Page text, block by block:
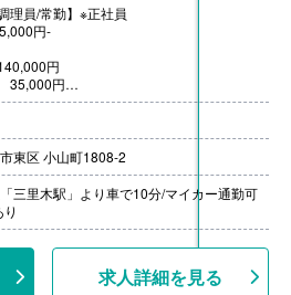
理員/常勤】※正社員
円-
円
35,000円
］
円
1,000円/回
2,000円/回
配偶者10,000円 子3,000円/人
回（計2.60ヶ月分）※2023年度実績
あり（上限10,000円/月）※実費支給
（1月あたり1,500円-3,000円）※前年度実
り※勤続3年以上、共済加入
東区 小山町1808-2
三里木駅」より車で10分/マイカー通勤可
求人詳細を見る